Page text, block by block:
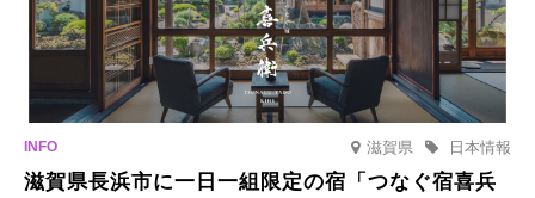
滋賀県 日本情報
滋賀県長浜市に一日一組限定の宿「つなぐ宿喜兵